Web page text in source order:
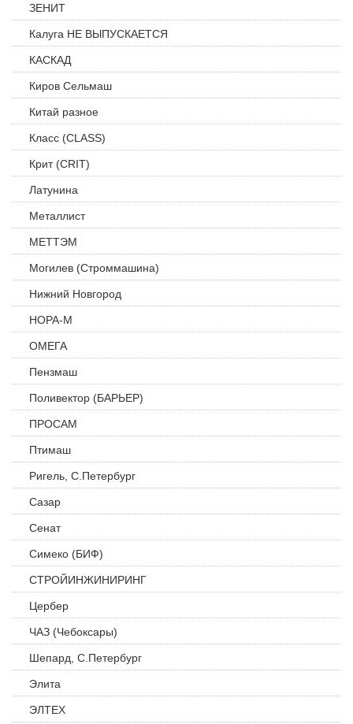
ЗЕНИТ
Калуга НЕ ВЫПУСКАЕТСЯ
КАСКАД
Киров Сельмаш
Китай разное
Класс (CLASS)
Крит (CRIT)
Латунина
Металлист
МЕТТЭМ
Могилев (Строммашина)
Нижний Новгород
НОРА-М
ОМЕГА
Пензмаш
Поливектор (БАРЬЕР)
ПРОСАМ
Птимаш
Ригель, С.Петербург
Сазар
Сенат
Симеко (БИФ)
СТРОЙИНЖИНИРИНГ
Цербер
ЧАЗ (Чебоксары)
Шепард, С.Петербург
Элита
ЭЛТЕХ